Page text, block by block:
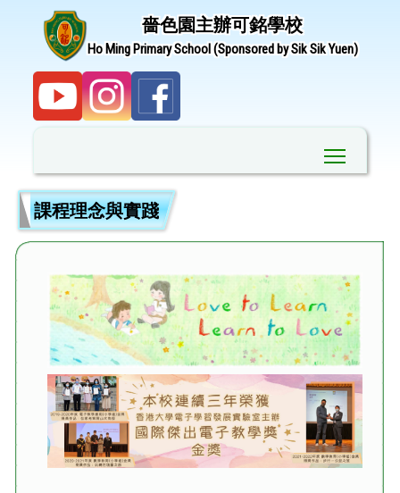
嗇色園主辦可銘學校
Ho Ming Primary School (Sponsored by Sik Sik Yuen)
課程理念與實踐